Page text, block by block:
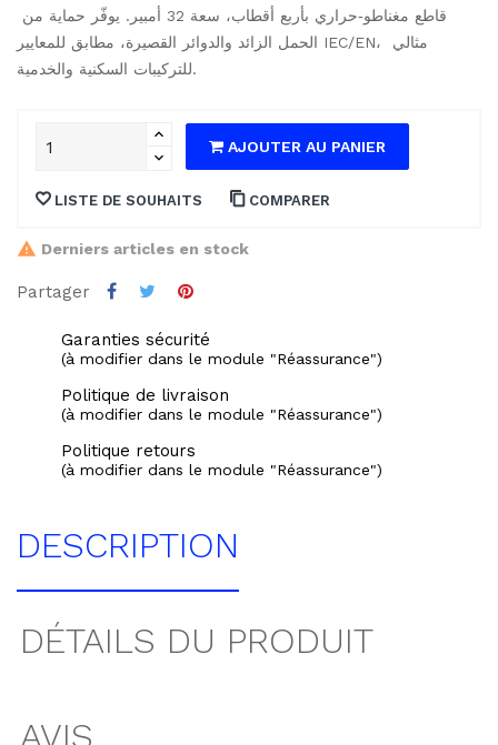
الحمل الزائد والدوائر القصيرة، مطابق للمعايير IEC/EN، مثالي
للتركيبات السكنية والخدمية.
AJOUTER AU PANIER
LISTE DE SOUHAITS COMPARER
Derniers articles en stock
Partager
Garanties sécurité
(à modifier dans le module "Réassurance")
Politique de livraison
(à modifier dans le module "Réassurance")
Politique retours
(à modifier dans le module "Réassurance")
DESCRIPTION
DÉTAILS DU PRODUIT
AVIS